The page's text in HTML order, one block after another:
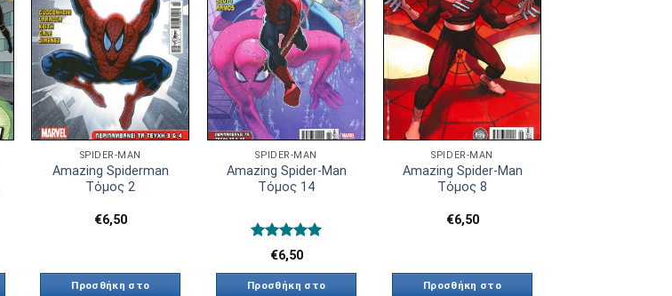
στην λίστα
επιθυμιών
SPIDER-MAN
Amazing Spiderman
Τόμος 2
€6,50
Προσθήκη στο
στην λίστα
επιθυμιών
SPIDER-MAN
Amazing Spider-Man
Τόμος 14
Βαθμολογήθηκε
5.00
από 5
€6,50
Προσθήκη στο
στην λίστα
επιθυμιών
SPIDER-MAN
Amazing Spider-Man
Τόμος 8
€6,50
Προσθήκη στο